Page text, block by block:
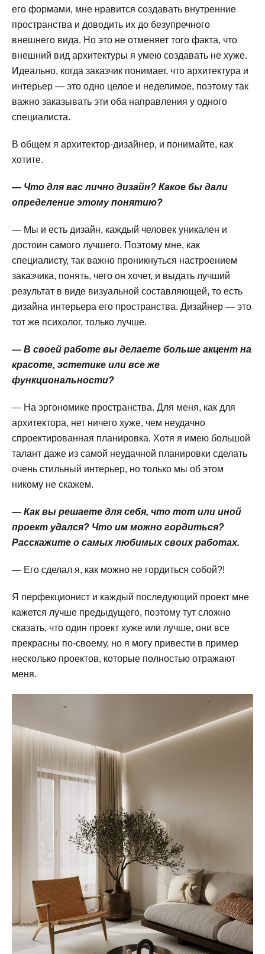
его формами, мне нравится создавать внутренние
пространства и доводить их до безупречного
внешнего вида. Но это не отменяет того факта, что
внешний вид архитектуры я умею создавать не хуже.
Идеально, когда заказчик понимает, что архитектура и
интерьер — это одно целое и неделимое, поэтому так
важно заказывать эти оба направления у одного
специалиста.
В общем я архитектор-дизайнер, и понимайте, как
хотите.
— Что для вас лично дизайн? Какое бы дали
определение этому понятию?
— Мы и есть дизайн, каждый человек уникален и
достоин самого лучшего. Поэтому мне, как
специалисту, так важно проникнуться настроением
заказчика, понять, чего он хочет, и выдать лучший
результат в виде визуальной составляющей, то есть
дизайна интерьера его пространства. Дизайнер — это
тот же психолог, только лучше.
— В своей работе вы делаете больше акцент на
красоте, эстетике или все же
функциональности?
— На эргономике пространства. Для меня, как для
архитектора, нет ничего хуже, чем неудачно
спроектированная планировка. Хотя я имею большой
талант даже из самой неудачной планировки сделать
очень стильный интерьер, но только мы об этом
никому не скажем.
— Как вы решаете для себя, что тот или иной
проект удался? Что им можно гордиться?
Расскажите о самых любимых своих работах.
— Его сделал я, как можно не гордиться собой?!
Я перфекционист и каждый последующий проект мне
кажется лучше предыдущего, поэтому тут сложно
сказать, что один проект хуже или лучше, они все
прекрасны по-своему, но я могу привести в пример
несколько проектов, которые полностью отражают
меня.